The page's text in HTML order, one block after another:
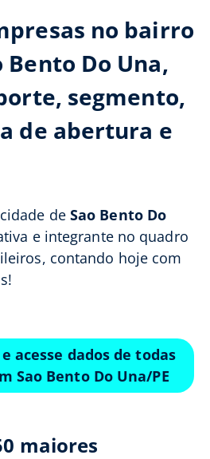
no bairro
Bento Do Una,
segmento,
de abertura e
de Sao Bento Do
e integrante no quadro
contando hoje com
acesse dados de todas
Sao Bento Do Una/PE
maiores